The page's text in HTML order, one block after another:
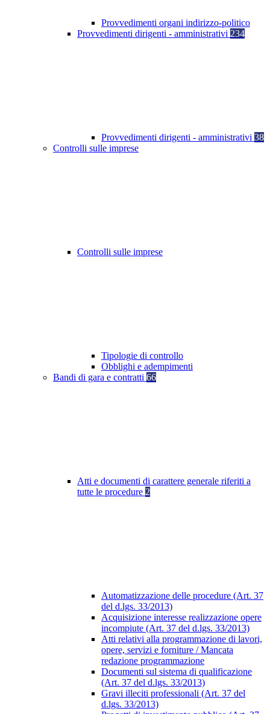
Provvedimenti organi indirizzo-politico
Provvedimenti dirigenti - amministrativi 234
Provvedimenti dirigenti - amministrativi 38
Controlli sulle imprese
Controlli sulle imprese
Tipologie di controllo
Obblighi e adempimenti
Bandi di gara e contratti 66
Atti e documenti di carattere generale riferiti a
tutte le procedure 2
Automatizzazione delle procedure (Art. 37
del d.lgs. 33/2013)
Acquisizione interesse realizzazione opere
incompiute (Art. 37 del d.lgs. 33/2013)
Atti relativi alla programmazione di lavori,
opere, servizi e forniture / Mancata
redazione programmazione
Documenti sul sistema di qualificazione
(Art. 37 del d.lgs. 33/2013)
Gravi illeciti professionali (Art. 37 del
d.lgs. 33/2013)